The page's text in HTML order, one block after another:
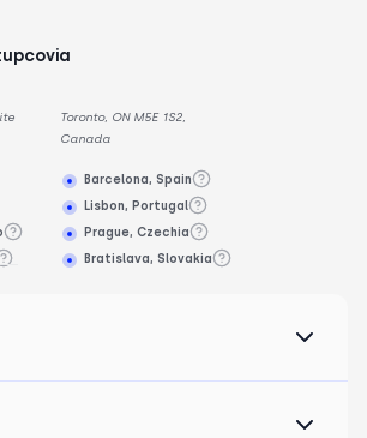
Toronto, ON M5E 1S2,
Canada
Barcelona, Spain
Lisbon, Portugal
Prague, Czechia
Bratislava, Slovakia